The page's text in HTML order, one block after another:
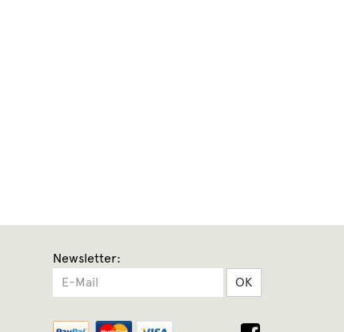
Newsletter:
OK